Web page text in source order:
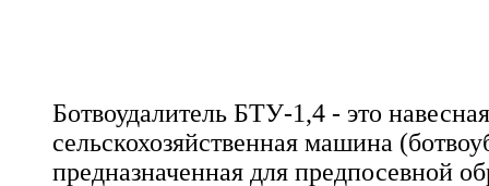
Ботвоудалитель БТУ-1,4 - это навесная
сельскохозяйственная машина
предназначенная для предпосевной